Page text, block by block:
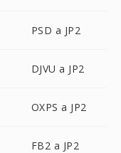
PSD a JP2
DJVU a JP2
OXPS a JP2
FB2 a JP2